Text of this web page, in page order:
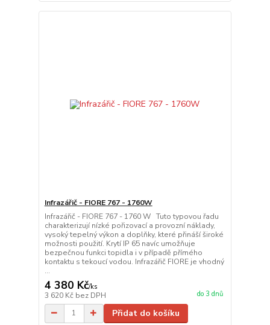
Infrazářič - FIORE 767 - 1760W
Infrazářič - FIORE 767 - 1760 W Tuto typovou řadu
charakterizují nízké pořizovací a provozní náklady,
vysoký tepelný výkon a doplňky, které přináší široké
možnosti použití. Krytí IP 65 navíc umožňuje
bezpečnou funkci topidla i v případě přímého
kontaktu s tekoucí vodou. Infrazářič FIORE je vhodný
...
4 380 Kč/ks
3 620 Kč bez DPH do 3 dnů
Přidat do košíku